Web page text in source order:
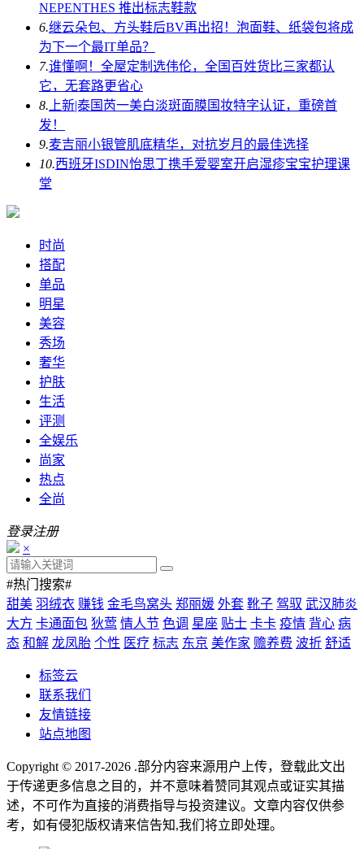
NEPENTHES 推出标志鞋款
6.继云朵包、方头鞋后BV再出招！泡面鞋、纸袋包将成
为下一个最IT单品？
7.谁懂啊！全屋定制选伟伦，全国百姓货比三家都认
它，无套路更省心
8.上新|泰国芮一美白淡斑面膜国妆特字认证，重磅首
发！
9.麦吉丽小银管肌底精华，对抗岁月的最佳选择
10.西班牙ISDIN怡思丁携手爱婴室开启湿疹宝宝护理课
堂
时尚
搭配
单品
明星
美容
秀场
奢华
护肤
生活
评测
全娱乐
尚家
热点
全尚
登录注册
×
#热门搜索#
甜美 羽绒衣 赚钱 金毛鸟窝头 郑丽媛 外套 靴子 驾驭 武汉肺炎
大方 卡通面包 狄莺 情人节 色调 星座 贴士 卡卡 疫情 背心 病
态 和解 龙凤胎 个性 医疗 标志 东京 美作家 赡养费 波折 舒适
标签云
联系我们
友情链接
站点地图
Copyright © 2017-2026 .部分内容来源用户上传，登载此文出
于传递更多信息之目的，并不意味着赞同其观点或证实其描
述，不可作为直接的消费指导与投资建议。文章内容仅供参
考，如有侵犯版权请来信告知,我们将立即处理。